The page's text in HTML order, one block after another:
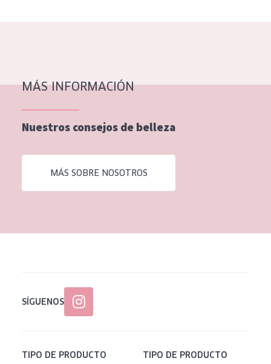
Piel normal y seca
Piel mixata o grasa
Piel madura
Piel expuesta al sol
Piel menopáusica
Todas las edades
MÁS INFORMACIÓN
Nuestros consejos de belleza
MÁS SOBRE NOSOTROS
SÍGUENOS
TIPO DE PRODUCTO TIPO DE PRODUCTO